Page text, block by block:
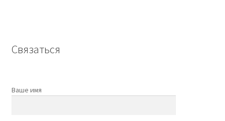
Связаться
Ваше имя